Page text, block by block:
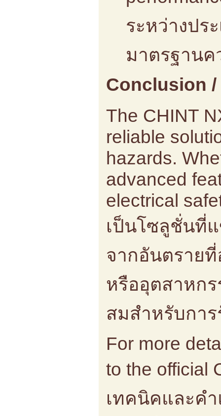
ระหว่างปร
มาตรฐาน
Conclusion /
The CHINT
reliable
hazards.
advanced
electrical
เป็นโซลูชั่นที่
จากอันตราย
หรืออุตสาหก
สมสำหรับกา
For more
to the official
เทคนิคและค